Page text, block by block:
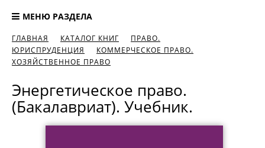
МЕНЮ РАЗДЕЛА
ГЛАВНАЯ КАТАЛОГ КНИГ
ПРАВО.
ЮРИСПРУДЕНЦИЯ
КОММЕРЧЕСКОЕ ПРАВО.
ХОЗЯЙСТВЕННОЕ ПРАВО
Энергетическое право.
(Бакалавриат). Учебник.